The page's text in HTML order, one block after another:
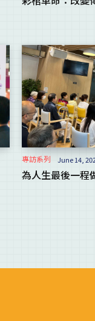
專訪系列 June 14,
為人生最後一程